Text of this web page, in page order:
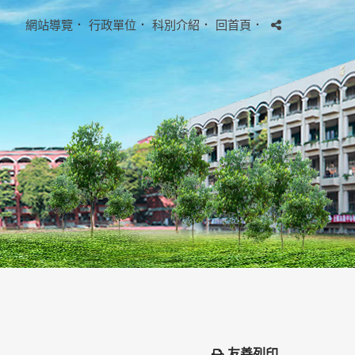
網站導覽 ． 行政單位 ． 科別介紹． 回首頁．